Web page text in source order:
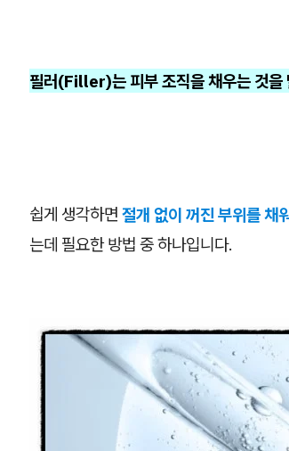
필러(Filler)는 피부 조직을 채우는 것을
쉽게 생각하면 절개 없이 꺼진 부위를 채
는데 필요한 방법 중 하나입니다.